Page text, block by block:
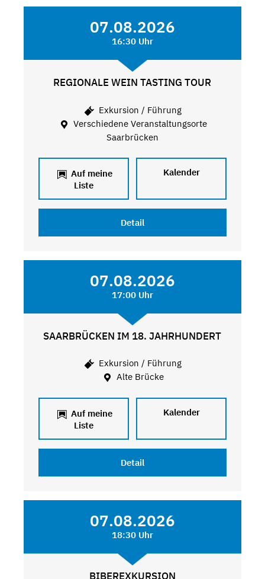
07.08.2026
16:30 Uhr
REGIONALE WEIN TASTING TOUR
Exkursion / Führung
Verschiedene Veranstaltungsorte
Saarbrücken
Auf meine
Liste
Kalender
Detail
07.08.2026
17:00 Uhr
SAARBRÜCKEN IM 18. JAHRHUNDERT
Exkursion / Führung
Alte Brücke
Auf meine
Liste
Kalender
Detail
07.08.2026
18:30 Uhr
BIBEREXKURSION